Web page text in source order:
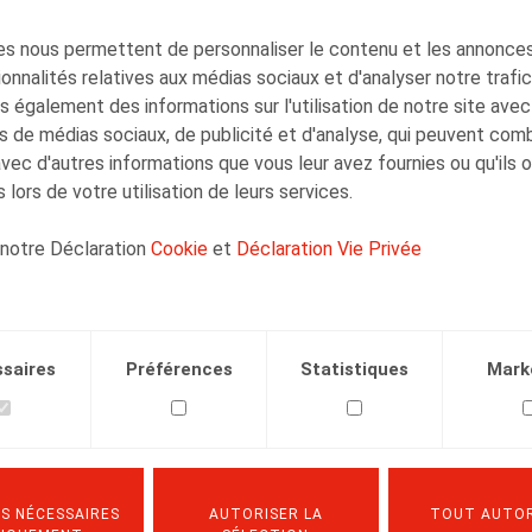
nous permettent de personnaliser le contenu et les
relatives aux médias sociaux et d'analyser notre
également des informations sur l'utilisation de notre site
de médias sociaux, de publicité et d'analyse, qui peuvent
d'autres informations que vous leur avez fournies ou qu'ils
de votre utilisation de leurs services.
Déclaration Cookie et Déclaration Vie Privée
Préférences Statistiques
NÉCESSAIRES
AUTORISER LA
TOUT
Collaborateur